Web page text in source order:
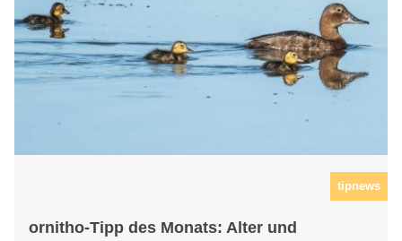
tipnews
ornitho-Tipp des Monats: Alter und